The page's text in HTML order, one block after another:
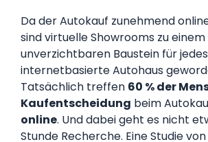
Da der Autokauf zunehmend
sind virtuelle Showrooms zu einem
unverzichtbaren Baustein für jedes
internetbasierte Autohaus
Tatsächlich treffen 60 % der
Kaufentscheidung beim
online. Und dabei geht es nicht
Stunde Recherche. Eine Studie von